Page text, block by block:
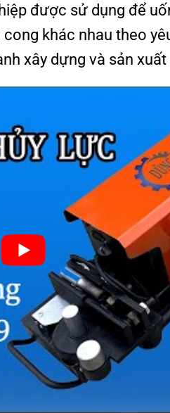
được sử dụng để
khác nhau theo
xây dựng và sản xuất